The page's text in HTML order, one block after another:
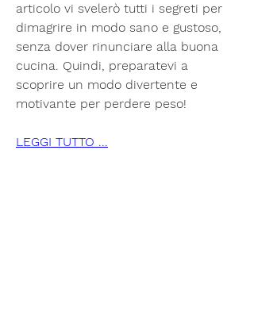
articolo vi svelerò tutti i segreti per
dimagrire in modo sano e gustoso,
senza dover rinunciare alla buona
cucina. Quindi, preparatevi a
scoprire un modo divertente e
motivante per perdere peso!
LEGGI TUTTO ...